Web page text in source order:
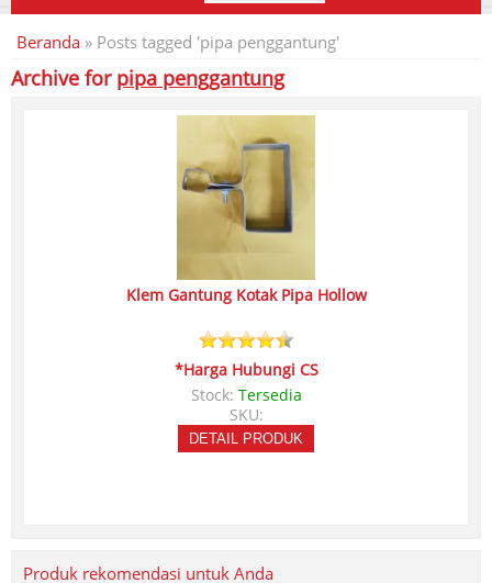
Beranda » Posts tagged 'pipa penggantung'
Archive for pipa penggantung
Klem Gantung Kotak Pipa Hollow
*Harga Hubungi CS
Stock: Tersedia
SKU:
DETAIL PRODUK
Produk rekomendasi untuk Anda